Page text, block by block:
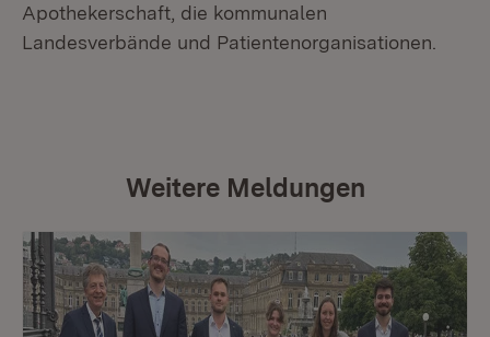
Apothekerschaft, die kommunalen
Landesverbände und Patientenorganisationen.
Weitere Meldungen